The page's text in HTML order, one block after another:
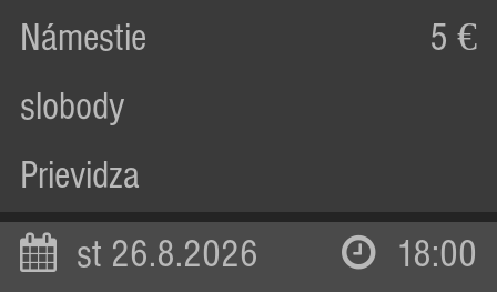
Námestie
slobody
Prievidza
5 €
st 26.8.2026 18:00